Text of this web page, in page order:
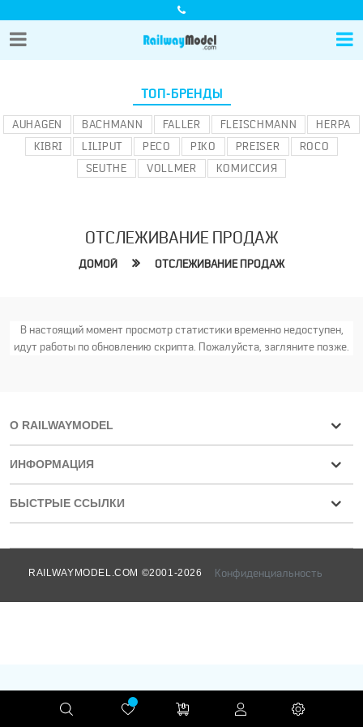
ТОП-БРЕНДЫ
AUHAGEN BACHMANN FALLER FLEISCHMANN
HERPA
KIBRI
LILIPUT PECO PIKO PREISER
ROCO
SEUTHE
VOLLMER КОМИССИЯ
ОТСЛЕЖИВАНИЕ ПРОДАЖ
ДОМОЙ ОТСЛЕЖИВАНИЕ ПРОДАЖ
В настоящий момент просмотр статистики временно недоступен,
идут работы по обновлению скрипта. Пожалуйста, загляните позже.
О RAILWAYMODEL
ИНФОРМАЦИЯ
БЫСТРЫЕ ССЫЛКИ
RAILWAYMODEL.COM ©2001-2026 Конфиденциальность